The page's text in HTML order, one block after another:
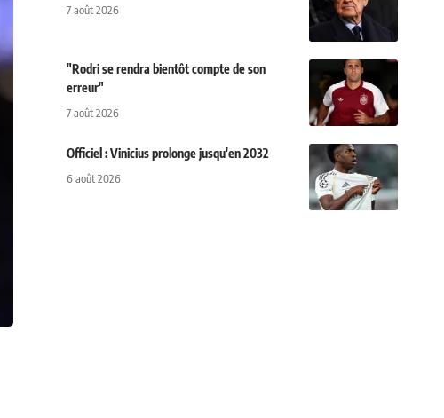
7 août 2026
"Rodri se rendra bientôt compte de son
erreur"
7 août 2026
Officiel : Vinicius prolonge jusqu'en 2032
6 août 2026